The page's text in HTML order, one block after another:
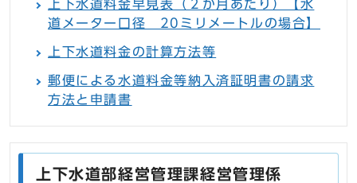
上下水道料金早見表（２か月あたり）【水
道メーター口径 20ミリメートルの場合】
上下水道料金の計算方法等
郵便による水道料金等納入済証明書の請求
方法と申請書
上下水道部経営管理課経営管理係